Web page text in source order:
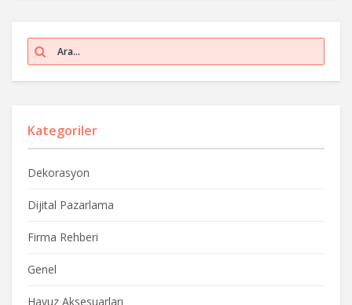
Kategoriler
Dekorasyon
Dijital Pazarlama
Firma Rehberi
Genel
Havuz Aksesuarları